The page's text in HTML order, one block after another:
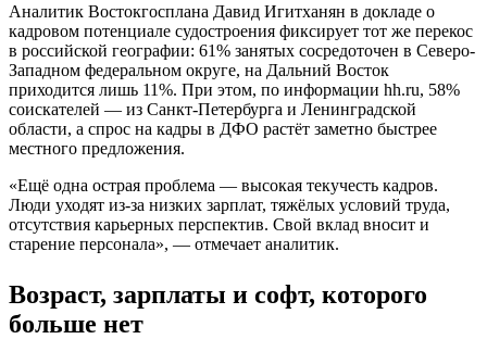
Аналитик Востокгосплана Давид Игитханян в докладе о
кадровом потенциале судостроения фиксирует тот же перекос
в российской географии: 61% занятых сосредоточен в Северо-
Западном федеральном округе, на Дальний Восток
приходится лишь 11%. При этом, по информации hh.ru, 58%
соискателей — из Санкт-Петербурга и Ленинградской
области, а спрос на кадры в ДФО растёт заметно быстрее
местного предложения.
«Ещё одна острая проблема — высокая текучесть кадров.
Люди уходят из-за низких зарплат, тяжёлых условий труда,
отсутствия карьерных перспектив. Свой вклад вносит и
старение персонала», — отмечает аналитик.
Возраст, зарплаты и софт, которого
больше нет